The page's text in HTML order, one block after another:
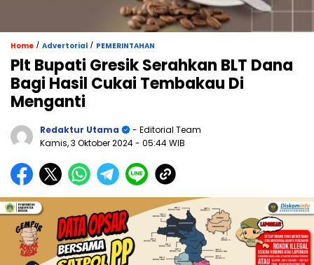
Home / Advertorial / PEMERINTAHAN
Plt Bupati Gresik Serahkan BLT Dana
Bagi Hasil Cukai Tembakau Di
Menganti
Redaktur Utama
- Editorial Team
Kamis, 3 Oktober 2024- 05:44 WIB